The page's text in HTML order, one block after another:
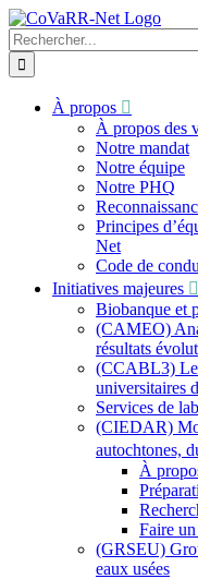
Skip
to
content
Recherche
sur
le
À propos
À propos des
Notre mandat
Notre équipe
Notre PHQ
Principes
Net
Code de
Initiatives majeures
Biobanque et
(CAMEO)
résultats
(CCABL3) Le
universitaires
Services de
(CIEDAR)
autochtones,
À
Faire
(GRSEU)
eaux usées